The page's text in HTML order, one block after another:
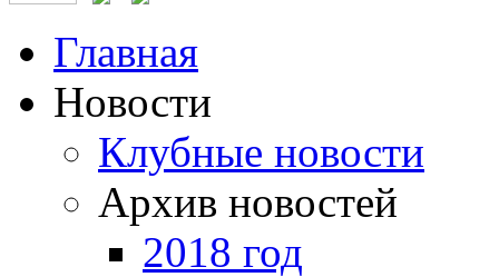
Главная
Новости
Клубные новости
Архив новостей
2018 год